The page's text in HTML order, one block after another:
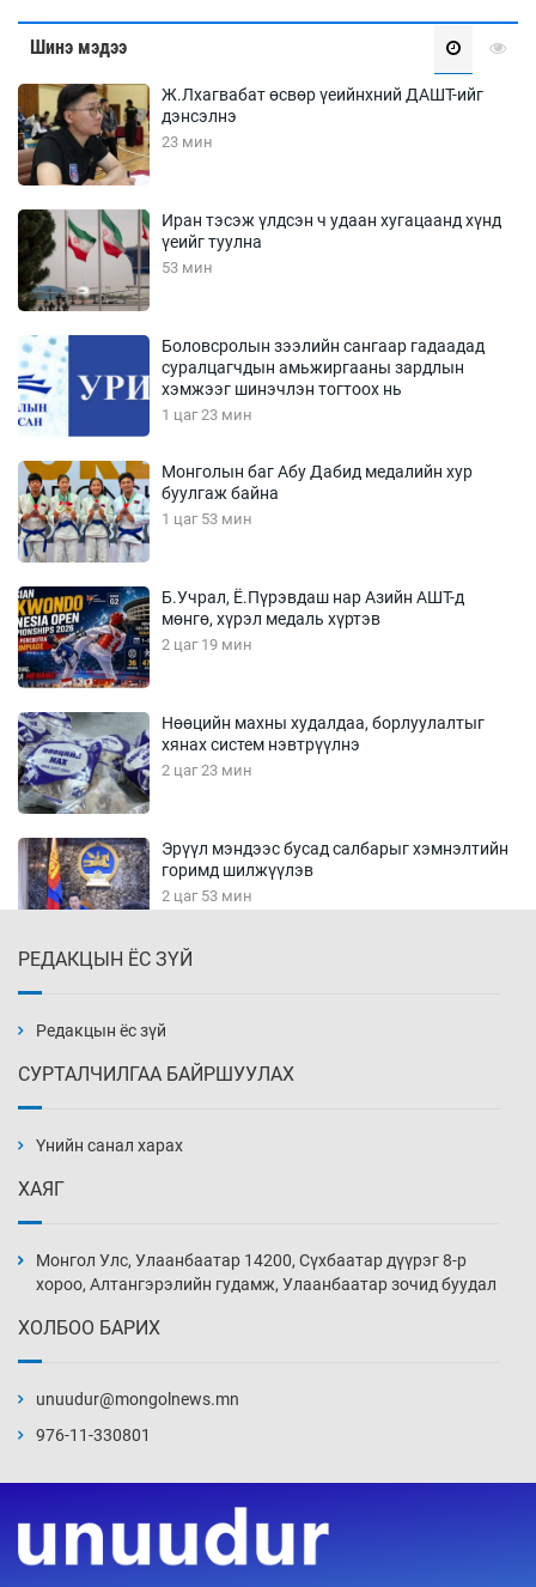
Шинэ мэдээ
Ж.Лхагвабат өсвөр үеийнхний ДАШТ-ийг
дэнсэлнэ
23 мин
Иран тэсэж үлдсэн ч удаан хугацаанд хүнд
үеийг туулна
53 мин
Боловсролын зээлийн сангаар гадаадад
суралцагчдын амьжиргааны зардлын
хэмжээг шинэчлэн тогтоох нь
1 цаг 23 мин
Монголын баг Абу Дабид медалийн хур
буулгаж байна
1 цаг 53 мин
Б.Учрал, Ё.Пүрэвдаш нар Азийн АШТ-д
мөнгө, хүрэл медаль хүртэв
2 цаг 19 мин
Нөөцийн махны худалдаа, борлуулалтыг
хянах систем нэвтрүүлнэ
2 цаг 23 мин
Эрүүл мэндээс бусад салбарыг хэмнэлтийн
горимд шилжүүлэв
2 цаг 53 мин
3 цаг 8 мин
3 цаг 23 мин
3 цаг 53 мин
4 цаг 23 мин
4 цаг 53 мин
РЕДАКЦЫН ЁС ЗҮЙ
Редакцын ёс зүй
СУРТАЛЧИЛГАА БАЙРШУУЛАХ
Үнийн санал харах
ХАЯГ
Монгол Улс, Улаанбаатар 14200, Сүхбаатар дүүрэг 8-р
хороо, Алтангэрэлийн гудамж, Улаанбаатар зочид буудал
ХОЛБОО БАРИХ
unuudur@mongolnews.mn
976-11-330801